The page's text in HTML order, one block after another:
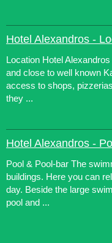
Hotel Alexandros -
Location Hotel
and close to well known
access to shops,
they ...
Hotel Alexandros -
Pool & Pool-bar The
buildings. Here you can
day. Beside the large
pool and ...